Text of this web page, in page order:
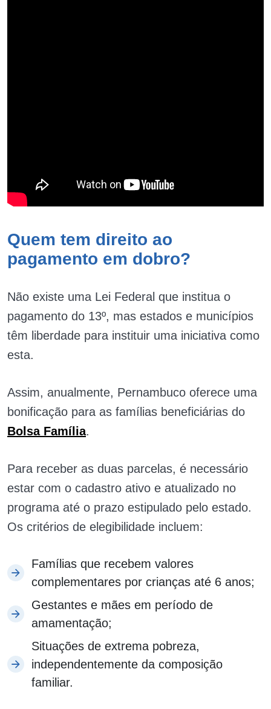
Quem tem direito ao
pagamento em dobro?
Não existe uma Lei Federal que institua o
pagamento do 13º, mas estados e municípios
têm liberdade para instituir uma iniciativa como
esta.
Assim, anualmente, Pernambuco oferece uma
bonificação para as famílias beneficiárias do
Bolsa Família.
Para receber as duas parcelas, é necessário
estar com o cadastro ativo e atualizado no
programa até o prazo estipulado pelo estado.
Os critérios de elegibilidade incluem:
Famílias que recebem valores
complementares por crianças até 6 anos;
Gestantes e mães em período de
amamentação;
Situações de extrema pobreza,
independentemente da composição
familiar.